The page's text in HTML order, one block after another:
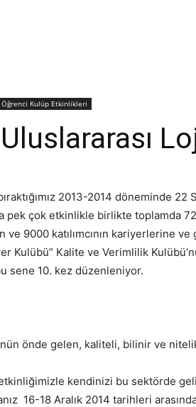
Kulüp Etkinlikleri
2013-2014 döneminde
pek çok etkinlikle birlikte toplamda
ve 9000 katılımcının kariyerlerine
Kulübü” Kalite ve Verimlilik
sene 10. kez düzenleniyor.
önde gelen, kaliteli, bilinir ve
kendinizi bu sektörde
16-18 Aralık 2014 tarihleri